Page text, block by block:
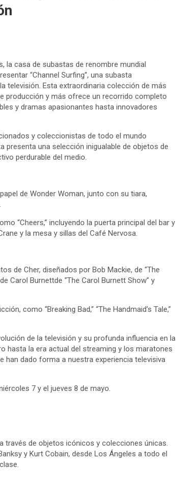
la casa de subastas de renombre mundial
“Channel Surfing”, una subasta
televisión. Esta extraordinaria colección de más
producción y más ofrece un recorrido completo
y dramas apasionantes hasta innovadores
y coleccionistas de todo el mundo
presenta una selección inigualable de objetos de
perdurable del medio.
de Wonder Woman, junto con su tiara,
“Cheers,” incluyendo la puerta principal del bar y
y la mesa y sillas del Café Nervosa.
de Cher, diseñados por Bob Mackie, de “The
Carol Burnettde “The Carol Burnett Show” y
como “Breaking Bad,” “The Handmaid’s Tale,”
de la televisión y su profunda influencia en la
hasta la era actual del streaming y los maratones
han dado forma a nuestra experiencia televisiva
7 y el jueves 8 de mayo.
través de objetos icónicos y colecciones únicas.
y Kurt Cobain, desde Los Ángeles a todo el